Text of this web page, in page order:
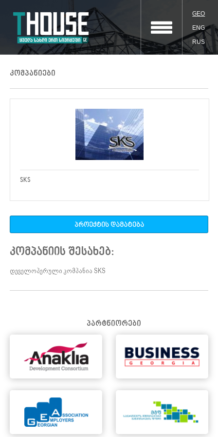
GEO
ENG
RUS
კომპანიები
SKS
პროექტის დამატება
კომპანიის შესახებ:
დეველოპერული კომპანია SKS
პარტნიორები